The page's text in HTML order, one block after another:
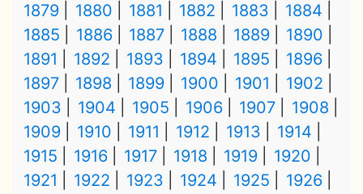
1879
1880 1881 1882 1883
1884
1885
1886 1887 1888 1889
1890
1891
1892 1893 1894 1895
1896
1897
1898 1899 1900 1901
1902
1903
1904 1905 1906 1907
1908
1909
1910 1911 1912 1913
1914
1915
1916 1917 1918 1919
1920
1921
1922 1923 1924 1925
1926